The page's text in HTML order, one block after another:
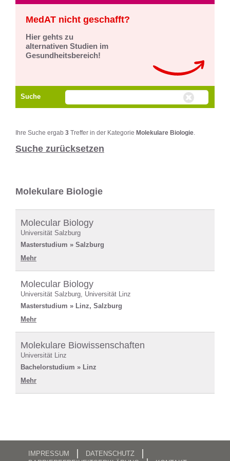
MedAT nicht geschafft?
Hier gehts zu
alternativen Studien im
Gesundheitsbereich!
Suche
Ihre Suche ergab 3 Treffer in der Kategorie Molekulare Biologie
Suche zurücksetzen
Molekulare Biologie
Molecular Biology
Universität Salzburg
Masterstudium » Salzburg
Mehr
Molecular Biology
Universität Salzburg, Universität Linz
Masterstudium » Linz, Salzburg
Mehr
Molekulare Biowissenschaften
Universität Linz
Bachelorstudium » Linz
Mehr
IMPRESSUM
DATENSCHUTZ